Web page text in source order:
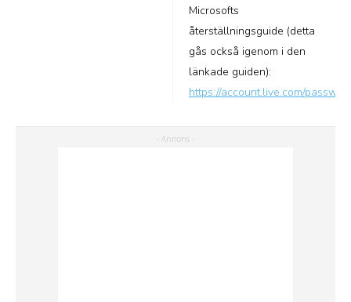
Microsofts
återställningsguide (detta
gås också igenom i den
länkade guiden):
https://account.live.com/